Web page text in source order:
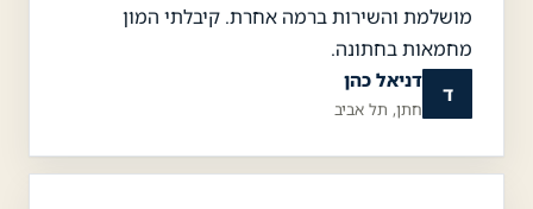
מושלמת והשירות ברמה אחרת. קיבלתי המון
מחמאות בחתונה.
ד
דניאל כהן
חתן, תל אביב